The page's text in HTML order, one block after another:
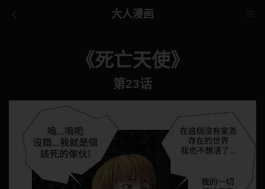
大人漫画
《死亡天使》
第23话